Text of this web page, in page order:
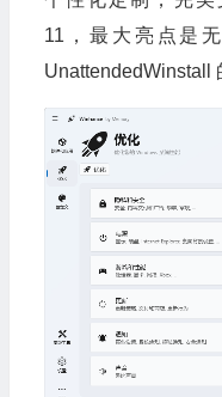
11，最大亮点是
UnattendedWinstall